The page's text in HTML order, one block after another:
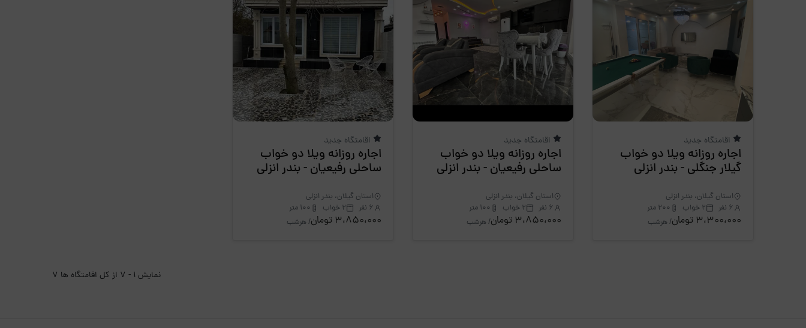
اقامتگاه جدید
اجاره روزانه ویلا دو خواب
گیلار جنگلی - بندر انزلی
استان گیلان، بندر انزلی
6 نفر
2 خواب 200 متر
3،300،000 تومان / هرشب
اقامتگاه جدید
اجاره روزانه ویلا دو خواب
ساحلی رفیعیان - بندر انزلی
استان گیلان، بندر انزلی
6 نفر
2 خواب 100 متر
3،850،000 تومان / هرشب
اقامتگاه جدید
اجاره روزانه ویلا دو خواب
ساحلی رفیعیان - بندر انزلی
استان گیلان، بندر انزلی
6 نفر
2 خواب 100 متر
3،850،000 تومان / هرشب
نمایش 1 - 7 از کل اقامتگاه ها 7